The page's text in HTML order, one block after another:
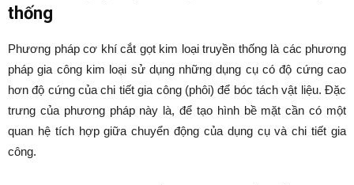
thống
Phương pháp cơ khí cắt gọt kim loại truyền thống là các phương
pháp gia công kim loại sử dụng những dụng cụ có độ cứng cao
hơn độ cứng của chi tiết gia công (phôi) để bóc tách vật liệu. Đặc
trưng của phương pháp này là, để tạo hình bề mặt cần có một
quan hệ tích hợp giữa chuyển động của dụng cụ và chi tiết gia
công.